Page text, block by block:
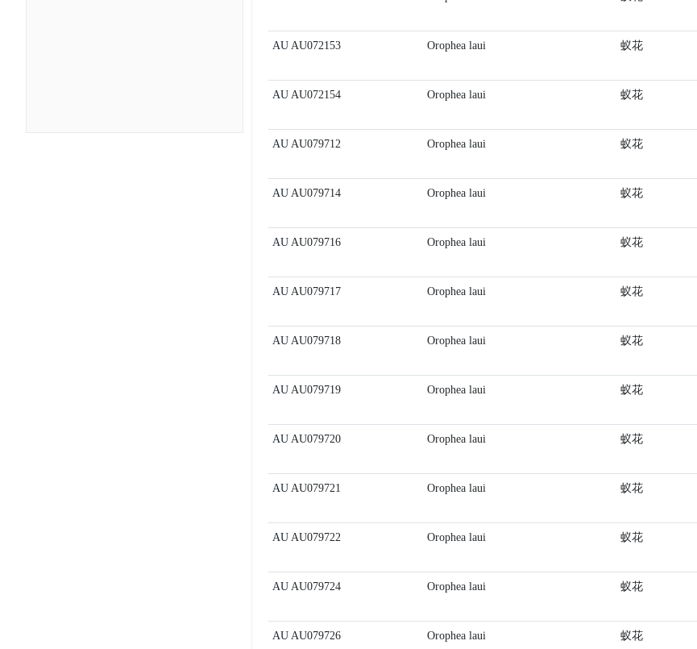
AU AU072153 Orophea laui 蚁花
AU AU072154 Orophea laui 蚁花
AU AU079712 Orophea laui 蚁花
AU AU079714 Orophea laui 蚁花
AU AU079716 Orophea laui 蚁花
AU AU079717 Orophea laui 蚁花
AU AU079718 Orophea laui 蚁花
AU AU079719 Orophea laui 蚁花
AU AU079720 Orophea laui 蚁花
AU AU079721 Orophea laui 蚁花
AU AU079722 Orophea laui 蚁花
AU AU079724 Orophea laui 蚁花
AU AU079726 Orophea laui 蚁花